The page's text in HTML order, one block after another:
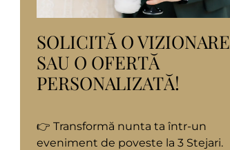
SOLICITĂ O VIZIONARE
SAU O OFERTĂ
PERSONALIZATĂ!
👉 Transformă nunta ta într-un
eveniment de poveste la 3 Stejari.